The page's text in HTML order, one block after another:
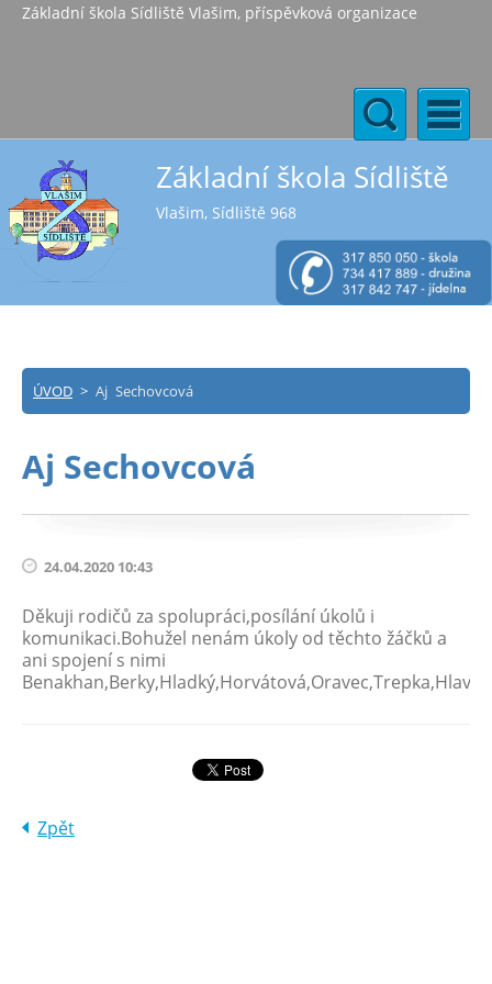
Základní škola Sídliště Vlašim, příspěvková organizace
Základní škola Sídliště
Vlašim, Sídliště 968
ÚVOD > Aj Sechovcová
Aj Sechovcová
24.04.2020 10:43
Děkuji rodičů za spolupráci,posílání úkolů i
komunikaci.Bohužel nenám úkoly od těchto žáčků a
ani spojení s nimi
Zpět